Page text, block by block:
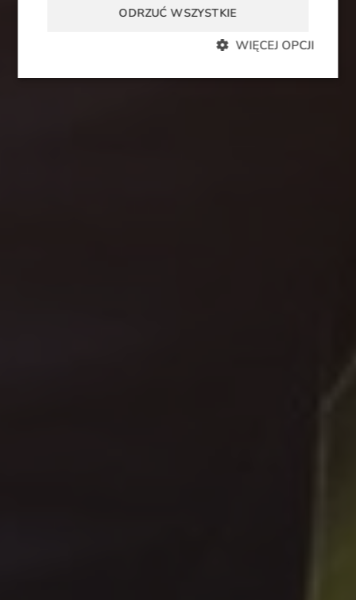
ODRZUĆ WSZYSTKIE
WIĘCEJ OPCJI